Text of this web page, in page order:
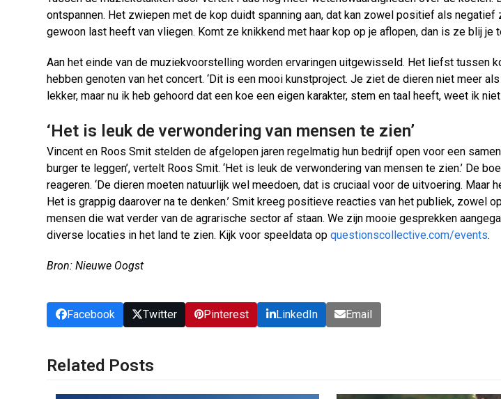
ontspannen. Het zwiepen met de kop duidt spanning aan, dat kan zowel positief als
gewoon last heeft van vliegen. Komt ze knikkend met haar kop op je aflopen, dan is ze blij je
Aan het einde van de muziekvoorstelling worden ervaringen uitgewisseld. Het liefst tussen
hebben genoten van het concert. ‘Dit is een mooi kunstproject. Je ziet de dieren niet meer
lekker, maar nu ik heb gehoord dat een koe een eigen karakter, stem en taal heeft, weet ik
‘Het is leuk de verwondering van mensen te zien’
Vincent en Roos Smit stelden de afgelopen jaren regelmatig hun bedrijf open voor een
burger te leggen’, vertelt Roos Smit. ‘Het is leuk de verwondering van mensen te zien.’ De
reageren. ‘De dieren moeten natuurlijk wel meedoen, dat is cruciaal voor de uitvoering.
Het is grappig daarover na te denken.’ Smit kreeg positieve reacties van het publiek, zowel
mensen die wat verder van de agrarische sector af staan. We zijn mooie gesprekken
diverse locaties in het land te zien. Kijk voor speeldata opquestionscollective.com/events.
Bron: Nieuwe Oogst
Facebook Twitter Pinterest LinkedIn Email
Related Posts